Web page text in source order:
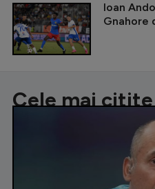
Ioan
Gnahore
Cele mai citite